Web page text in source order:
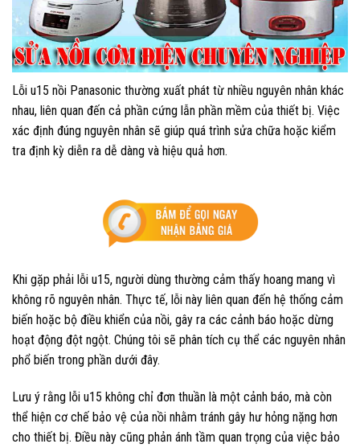
Lỗi u15 nồi Panasonic thường xuất phát từ nhiều nguyên nhân khác
nhau, liên quan đến cả phần cứng lẫn phần mềm của thiết bị. Việc
xác định đúng nguyên nhân sẽ giúp quá trình sửa chữa hoặc kiểm
tra định kỳ diễn ra dễ dàng và hiệu quả hơn.
Khi gặp phải lỗi u15, người dùng thường cảm thấy hoang mang vì
không rõ nguyên nhân. Thực tế, lỗi này liên quan đến hệ thống cảm
biến hoặc bộ điều khiển của nồi, gây ra các cảnh báo hoặc dừng
hoạt động đột ngột. Chúng tôi sẽ phân tích cụ thể các nguyên nhân
phổ biến trong phần dưới đây.
Lưu ý rằng lỗi u15 không chỉ đơn thuần là một cảnh báo, mà còn
thể hiện cơ chế bảo vệ của nồi nhằm tránh gây hư hỏng nặng hơn
cho thiết bị. Điều này cũng phản ánh tầm quan trọng của việc bảo